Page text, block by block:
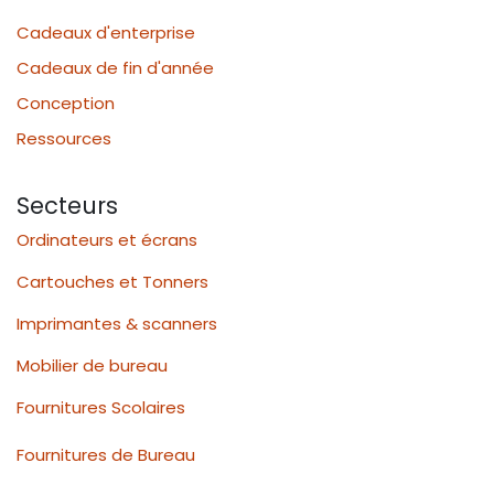
Cadeaux d'enterprise
Cadeaux de fin d'année
Conception
Ressources
Secteurs
Ordinateurs et écrans
Cartouches et Tonners
Imprimantes & scanners
Mobilier de bureau
Fournitures Scolaires
Fournitures de Bureau